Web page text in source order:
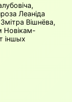
Леаніда
Вішнёва,
Новікам-
іншых